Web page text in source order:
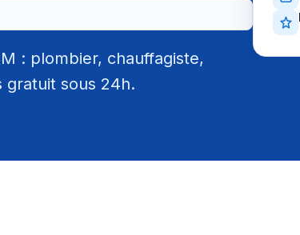
: plombier, chauffagiste,
gratuit sous 24h.